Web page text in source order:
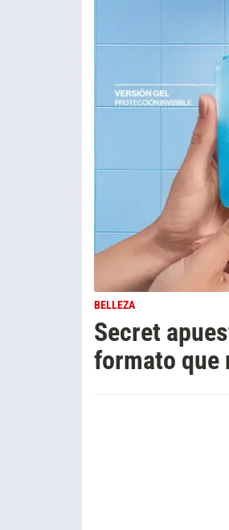
BELLEZA
Secret
formato que